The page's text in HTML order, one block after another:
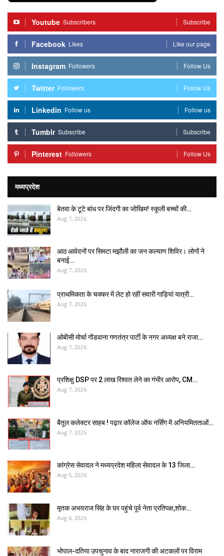
Youtube Subscribers Subscribe
Facebook Likes Like our page
Instagram Followers Follow Us
Twitter Followers Follow Us
Linkedin Follow us Follow us
Tumblr Subscribe Subscribe
Pinterest Followers Follow Us
मध्यप्रदेश
बेतवा के टूटे बांध पर जिंदगी का जोखिम! स्कूली बच्चों की…
Aug 7, 2026
आठ आवेदनों पर सिमटा मझौली का जन कल्याण शिविर। लोगों ने
बनाई…
Aug 7, 2026
प्राथमिकता के चक्कर में लेट हो रहीं सवारी गाड़ियां यात्री…
Aug 7, 2026
ओबीसी मोर्चा गोंडवाना गणतंत्र पार्टी के नगर अध्यक्ष बने राजा…
Aug 7, 2026
प्रशिक्षु DSP पर ₹2 लाख रिश्वत लेने का गंभीर आरोप, CM…
Aug 7, 2026
बैतूल कलेक्टर साहब ! पढ़ार कॉलेज ऑफ नर्सिंग में अनियमितताओं…
Aug 7, 2026
कांग्रेस सेवादल ने मध्यप्रदेश महिला सेवादल के 13 जिला…
Aug 6, 2026
मृतक अभयराज सिंह के घर पहुंचे पूर्व नेता प्रतिपक्ष,शोक…
Aug 6, 2026
भोपाल-दतिया उपचुनाव के बाद नाराजगी की अटकलों पर विराम